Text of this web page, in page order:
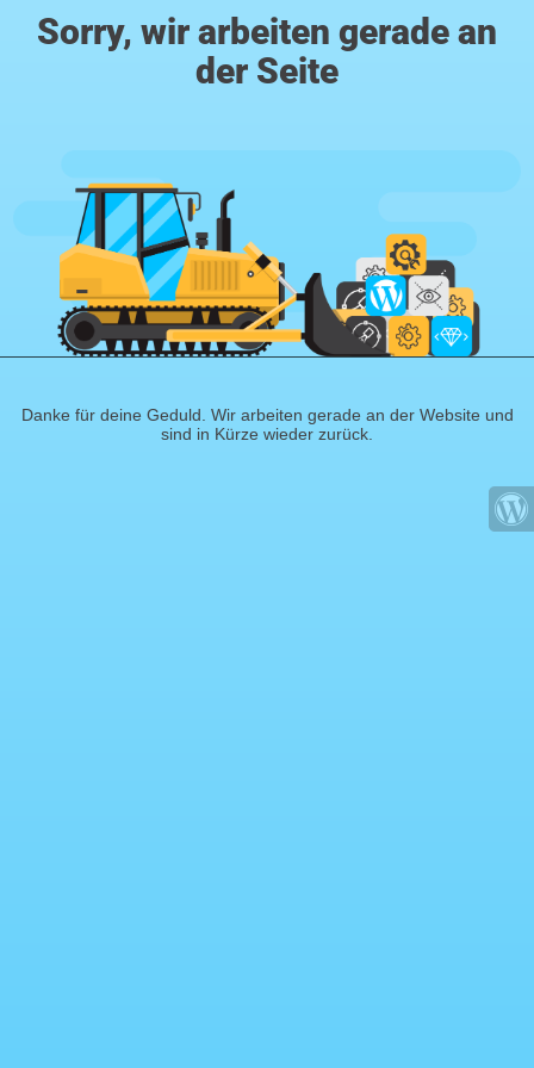
Sorry, wir arbeiten gerade an
der Seite
Danke für deine Geduld. Wir arbeiten gerade an der Website und
sind in Kürze wieder zurück.